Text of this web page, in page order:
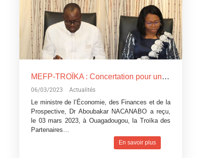
MEFP-TROÏKA : Concertation pour une coopération dynamique et fructueuse
06/03/2023 Actualités
Le ministre de l’Économie, des Finances et de la
Prospective, Dr Aboubakar NACANABO a reçu,
le 03 mars 2023, à Ouagadougou, la Troïka des
Partenaires…
En savoir plus